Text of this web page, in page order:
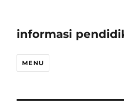
informasi
MENU